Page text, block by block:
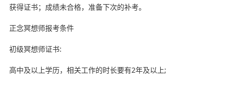
获得证书；成绩未合格，准备下次的补考。
正念冥想师报考条件
初级冥想师证书:
高中及以上学历，相关工作的时长要有2年及以上;